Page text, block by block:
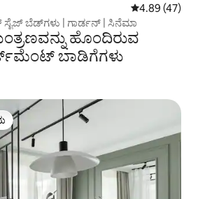
5 ರಲ್ಲಿ 4.89
4.89 (47)
ಬೆಡ್‌ಗಳು | ಗಾರ್ಡನ್ | ಸಿನೆಮಾ
ಹೊಂದಿರುವ
ಬಾಡಿಗೆಗಳು